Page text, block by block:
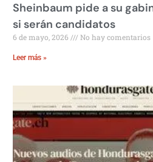
Sheinbaum pide a su
si serán candidatos
6 de mayo, 2026 No hay comentarios
Leer más »